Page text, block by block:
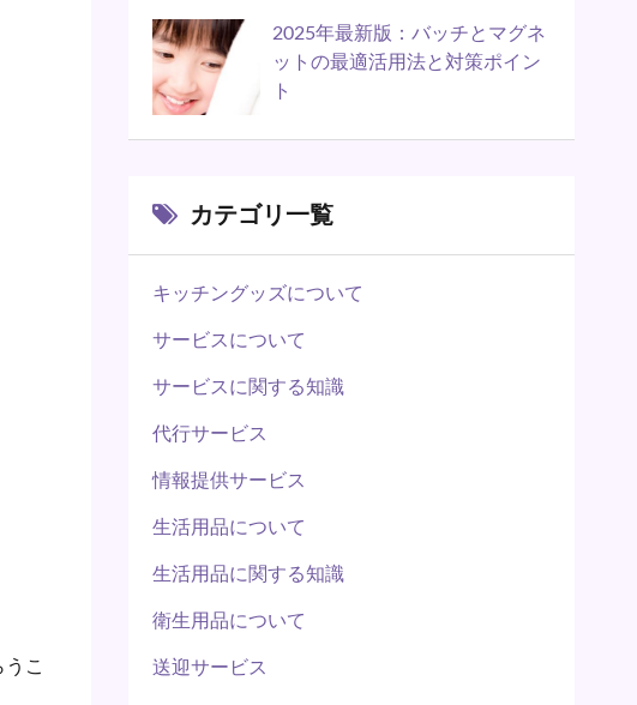
こ
2025年最新版：バッチとマグネ
ットの最適活用法と対策ポイン
ト
カテゴリ一覧
キッチングッズについて
サービスについて
サービスに関する知識
代行サービス
情報提供サービス
生活用品について
生活用品に関する知識
衛生用品について
送迎サービス